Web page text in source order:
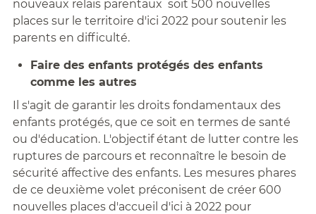
nouveaux relais parentaux soit 500 nouvelles
places sur le territoire d'ici 2022 pour soutenir les
parents en difficulté.
Faire des enfants protégés des enfants
comme les autres
Il s'agit de garantir les droits fondamentaux des
enfants protégés, que ce soit en termes de santé
ou d'éducation. L'objectif étant de lutter contre les
ruptures de parcours et reconnaître le besoin de
sécurité affective des enfants. Les mesures phares
de ce deuxième volet préconisent de créer 600
nouvelles places d'accueil d'ici à 2022 pour